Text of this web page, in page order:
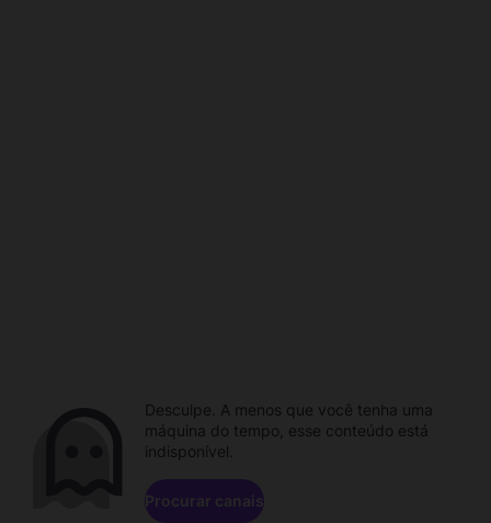
Desculpe. A menos que você tenha uma
máquina do tempo, esse conteúdo está
indisponível.
Procurar canais